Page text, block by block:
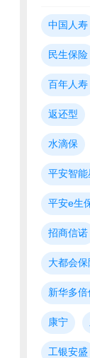
中国人寿
民生保险
百年人寿
返还型
水滴保
平安智能
平安e生
招商信诺
大都会保
新华多倍
康宁
工银安盛